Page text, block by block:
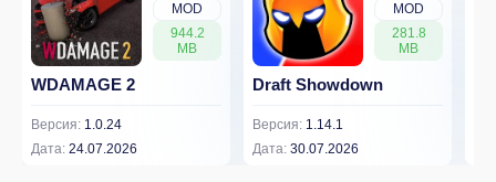
MOD
944.2
MB
WDAMAGE 2
Версия: 1.0.24
Дата: 24.07.2026
MOD
281.8
MB
Draft Showdown
Версия: 1.14.1
Дата: 30.07.2026